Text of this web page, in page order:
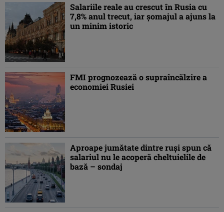
Salariile reale au crescut în Rusia cu
7,8% anul trecut, iar șomajul a ajuns la
un minim istoric
FMI prognozează o supraîncălzire a
economiei Rusiei
Aproape jumătate dintre ruşi spun că
salariul nu le acoperă cheltuielile de
bază – sondaj